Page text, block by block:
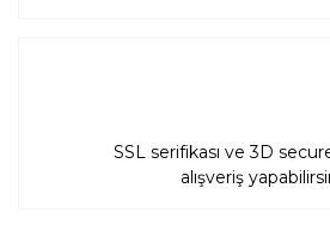
SSL serifikası ve 3D
alışveriş